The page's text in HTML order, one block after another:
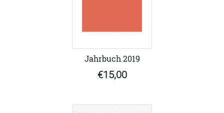
Jahrbuch 2019
€15,00